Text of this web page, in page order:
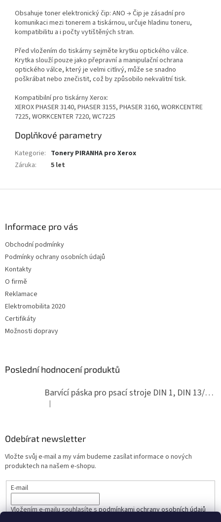
Obsahuje toner elektronický čip: ANO → Čip je zásadní pro
komunikaci mezi tonerem a tiskárnou, určuje hladinu toneru,
kompatibilitu a i počty vytištěných stran.
Před vložením do tiskárny sejměte krytku optického válce.
Krytka slouží pouze jako přepravní a manipulační ochrana
optického válce, který je velmi citlivý, může se snadno
poškrábat nebo znečistit, což by způsobilo nekvalitní tisk.
Kompatibilní pro tiskárny Xerox:
XEROX PHASER 3140, PHASER 3155, PHASER 3160, WORKCENTRE
7225, WORKCENTER 7220, WC7225
Doplňkové parametry
Kategorie: Tonery PIRANHA pro Xerox
Záruka: 5 let
Informace pro vás
Obchodní podmínky
Podmínky ochrany osobních údajů
Kontakty
O firmě
Reklamace
Elektromobilita 2020
Certifikáty
Možnosti dopravy
Poslední hodnocení produktů
Barvící páska pro psací stroje DIN 1, DIN 13/10, LAND, PA červenočerná
Hodnocení produktu je 5 z 5 hvězdiček.
|
Odebírat newsletter
Vložte svůj e-mail a my vám budeme zasílat informace o nových
produktech na našem e-shopu.
E-mail
Vložením e-mailu souhlasíte spodmínkami ochrany osobních údajů